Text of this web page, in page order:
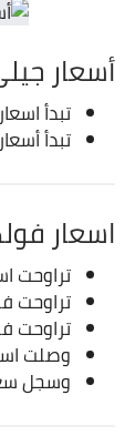
أسعار جيلي
تبدأ اسعار جيلي
تبدأ أسعار جيلي
اسعار
تراوحت اسعار
تراوحت فولكس
تراوحت فولكس
وصلت
وسجل سعر